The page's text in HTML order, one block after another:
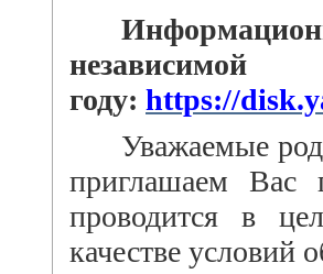
году: https://
Уважаемые
приглашаем Вас
проводится в
качестве условий